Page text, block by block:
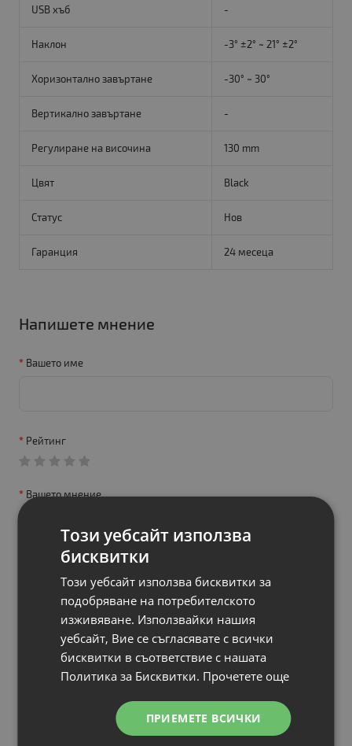
USB хъб -
Наклон -3° ±2° ~ 21° ±2°
Хоризонтално завъртане -30° ~ 30°
Вертикално завъртане -
Регулиране на височина 130 mm
Цвят Black
Статус Нов
Гаранция 24 месеца
Напишете мнение
Вашето име
Рейтинг
Вашето мнение
Продължи
Този уебсайт използва
бисквитки
Този уебсайт използва бисквитки за
подобряване на потребителското
изживяване. Използвайки нашия
уебсайт, Вие се съгласявате с всички
бисквитки в съответствие с нашата
Политика за Бисквитки. Прочетете още
ПРИЕМЕТЕ ВСИЧКИ